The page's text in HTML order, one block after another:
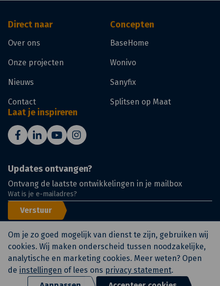
Direct naar
Over ons
Onze projecten
Nieuws
Contact
Concepten
BaseHome
Wonivo
Sanyfix
Splitsen op Maat
Laat je inspireren
Updates ontvangen?
Ontvang de laatste ontwikkelingen in je mailbox
Verstuur
© KlokGroep Certificeringen
Voorwaarden
Privacy statement en
Om je zo goed mogelijk van dienst te zijn, gebruiken wij
cookies. Wij maken onderscheid tussen noodzakelijke,
analytische en marketing cookies. Meer weten? Open
de instellingen of lees ons privacy statement.